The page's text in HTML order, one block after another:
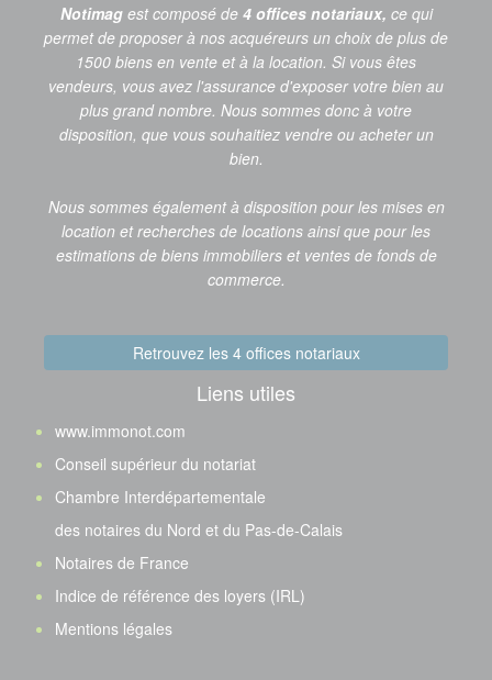
Notimag est composé de 4 offices notariaux, ce qui
permet de proposer à nos acquéreurs un choix de plus de
1500 biens en vente et à la location. Si vous êtes
vendeurs, vous avez l'assurance d'exposer votre bien au
plus grand nombre. Nous sommes donc à votre
disposition, que vous souhaitiez vendre ou acheter un
bien.
Nous sommes également à disposition pour les mises en
location et recherches de locations ainsi que pour les
estimations de biens immobiliers et ventes de fonds de
commerce.
Retrouvez les 4 offices notariaux
Liens utiles
www.immonot.com
Conseil supérieur du notariat
Chambre Interdépartementale
des notaires du Nord et du Pas-de-Calais
Notaires de France
Indice de référence des loyers (IRL)
Mentions légales